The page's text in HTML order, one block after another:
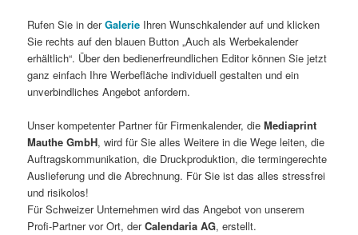
Rufen Sie in derGalerie Ihren Wunschkalender auf und klicken
Sie rechts auf den blauen Button „Auch als Werbekalender
erhältlich“. Über den bedienerfreundlichen Editor können Sie jetzt
ganz einfach Ihre Werbefläche individuell gestalten und ein
unverbindliches Angebot anfordern.
Unser kompetenter Partner für Firmenkalender, dieMediaprint
Mauthe GmbH, wird für Sie alles Weitere in die Wege leiten, die
Auftragskommunikation, die Druckproduktion, die termingerechte
Auslieferung und die Abrechnung. Für Sie ist das alles stressfrei
und risikolos!
Für Schweizer Unternehmen wird das Angebot von unserem
Profi-Partner vor Ort, derCalendaria AG, erstellt.